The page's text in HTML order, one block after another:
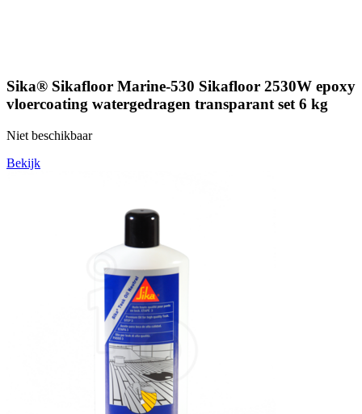
Sika® Sikafloor Marine-530 Sikafloor 2530W epoxy
vloercoating watergedragen transparant set 6 kg
Niet beschikbaar
Bekijk